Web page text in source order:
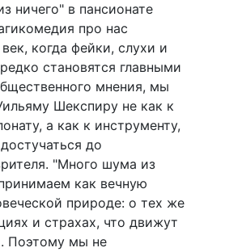
ничего" в пансионате
про нас
когда фейки, слухи и
становятся главными
мнения, мы
Шекспиру не как к
а как к инструменту,
до
"Много шума из
как вечную
природе: о тех же
и страхах, что движут
Поэтому мы не